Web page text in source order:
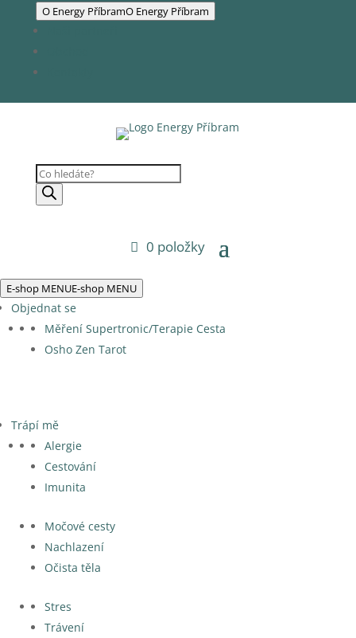
O Energy PříbramO Energy Příbram
Products
search
0 položky
E-shop MENUE-shop MENU
Objednat se
Měření Supertronic/Terapie Cesta
Osho Zen Tarot
Trápí mě
Alergie
Cestování
Imunita
Močové cesty
Nachlazení
Očista těla
Stres
Trávení